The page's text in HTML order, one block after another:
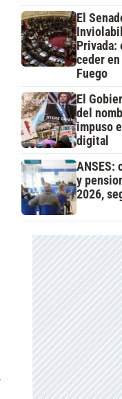
El
Privada:
ceder en
Fuego
El
del
impuso
digital
ANSES:
y
2026,